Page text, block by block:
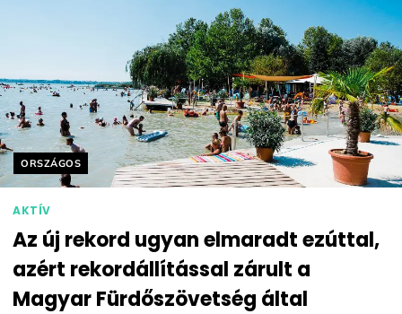
Helyszín címkék:
ORSZÁGOS
AKTÍV
Az új rekord ugyan elmaradt ezúttal,
azért rekordállítással zárult a
Magyar Fürdőszövetség által